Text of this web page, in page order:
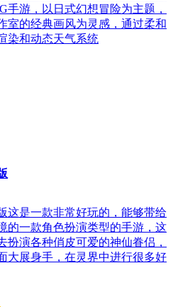
手游，以日式幻想冒险为主题，
室的经典画风为灵感，通过柔和
染和动态天气系统
这是一款非常好玩的，能够带给
的一款角色扮演类型的手游，这
扮演各种俏皮可爱的神仙眷侣，
大展身手，在灵界中进行很多好